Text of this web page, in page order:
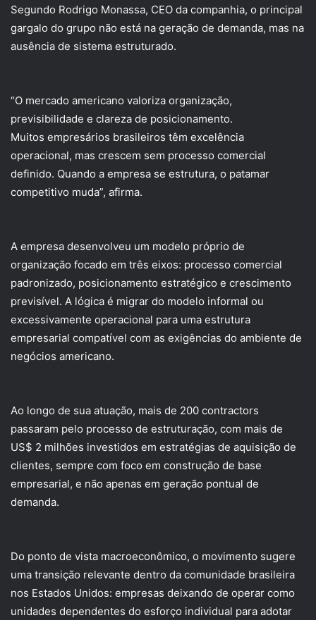
Segundo Rodrigo Monassa, CEO da companhia, o principal
gargalo do grupo não está na geração de demanda, mas na
ausência de sistema estruturado.
“O mercado americano valoriza organização,
previsibilidade e clareza de posicionamento.
Muitos empresários brasileiros têm excelência
operacional, mas crescem sem processo comercial
definido. Quando a empresa se estrutura, o patamar
competitivo muda”, afirma.
A empresa desenvolveu um modelo próprio de
organização focado em três eixos: processo comercial
padronizado, posicionamento estratégico e crescimento
previsível. A lógica é migrar do modelo informal ou
excessivamente operacional para uma estrutura
empresarial compatível com as exigências do ambiente de
negócios americano.
Ao longo de sua atuação, mais de 200 contractors
passaram pelo processo de estruturação, com mais de
US$ 2 milhões investidos em estratégias de aquisição de
clientes, sempre com foco em construção de base
empresarial, e não apenas em geração pontual de
demanda.
Do ponto de vista macroeconômico, o movimento sugere
uma transição relevante dentro da comunidade brasileira
nos Estados Unidos: empresas deixando de operar como
unidades dependentes do esforço individual para adotar